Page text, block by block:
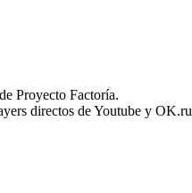
Proyecto Factoría.
directos de Youtube y OK.ru